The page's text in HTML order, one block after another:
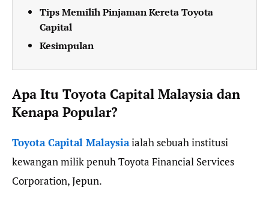
Tips Memilih Pinjaman Kereta Toyota
Capital
Kesimpulan
Apa Itu Toyota Capital Malaysia dan
Kenapa Popular?
Toyota Capital Malaysiaialah sebuah institusi
kewangan milik penuh Toyota Financial Services
Corporation, Jepun.